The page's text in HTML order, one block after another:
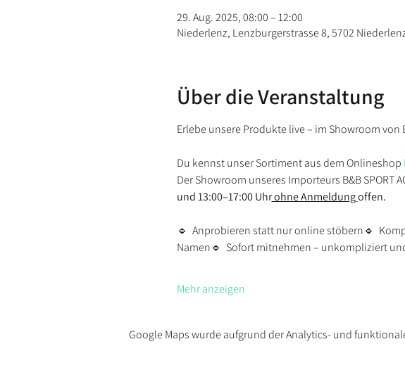
29. Aug. 2025, 08:00 – 12:00
Niederlenz, Lenzburgerstrasse 8, 5702
Über die Veranstaltung
Erlebe unsere Produkte live – im Showroom von
Du kennst unser Sortiment aus dem Onlineshop
Der Showroom unseres Importeurs B&B SPORT
und 13:00–17:00 Uhr ohne Anmeldung offen.
🔹  Anprobieren statt nur online stöbern🔹
Namen🔹  Sofort mitnehmen – unkompliziert
Mehr anzeigen
Google Maps wurde aufgrund der Analytics- und